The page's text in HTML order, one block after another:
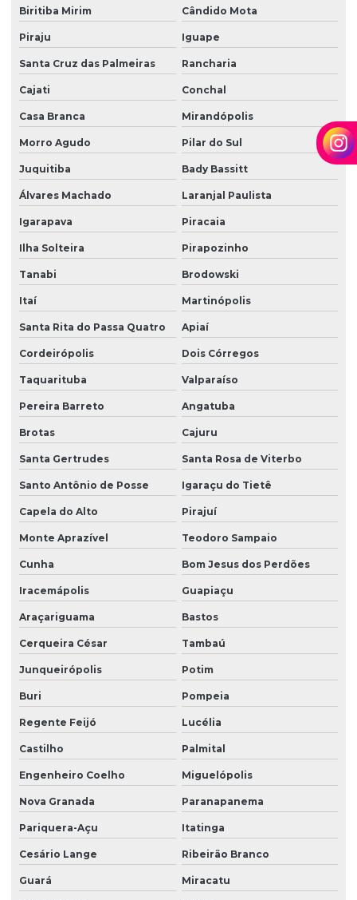
Portaria e zeladoria terceirizadas
Poste de câmeras
Recepção e portaria
Recepção e segurança em portarias
Recepção terceirização
Segurança eletrônica
Segurança portaria zeladoria
Serviço de câmeras 24 horas
Serviço de facilities
Serviço de limpeza para empresas
Serviço de limpeza com equipamentos profissionais
Serviço de limpeza terceirizado
Serviço de limpeza terceirizado preço
Serviço de limpeza de vidros
Serviço de limpeza zeladoria
Serviço de portaria virtual
Serviço de portaria e zeladoria
Serviço de terceirização de limpeza
Serviço terceirizado de limpeza
Serviço de zelador condomínio
Serviços de facilities
Serviços de portaria e limpeza
Serviços de portaria e recepção
Serviços de recepção e portaria
Serviços de terceirização de recepção
Serviços de zeladoria limpeza
Biritiba Mirim Cândido Mota
Piraju Iguape
Santa Cruz das Palmeiras Rancharia
Cajati Conchal
Casa Branca Mirandópolis
Morro Agudo Pilar do Sul
Juquitiba Bady Bassitt
Álvares Machado Laranjal Paulista
Igarapava Piracaia
Ilha Solteira Pirapozinho
Tanabi Brodowski
Itaí Martinópolis
Santa Rita do Passa Quatro Apiaí
Cordeirópolis Dois Córregos
Taquarituba Valparaíso
Pereira Barreto Angatuba
Brotas Cajuru
Santa Gertrudes Santa Rosa de Viterbo
Santo Antônio de Posse Igaraçu do Tietê
Capela do Alto Pirajuí
Monte Aprazível Teodoro Sampaio
Cunha Bom Jesus dos Perdões
Iracemápolis Guapiaçu
Araçariguama Bastos
Cerqueira César Tambaú
Junqueirópolis Potim
Buri Pompeia
Regente Feijó Lucélia
Castilho Palmital
Engenheiro Coelho Miguelópolis
Nova Granada Paranapanema
Pariquera-Açu Itatinga
Cesário Lange Ribeirão Branco
Guará Miracatu